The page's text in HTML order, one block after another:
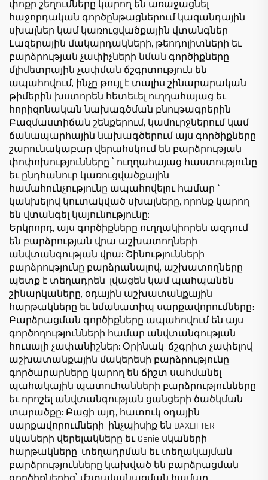
փոքր շեղումները կարող են առաջացնել
հաջորդական գործընթացներում կազանդային
սխալներ կամ կառուցվածքային վտանգներ:
Լազերային մակարդակների, թեոդոլիտների եւ
բարձրության չափիչների նման գործիքները
մլիմետրային չափման ճշգրտություն են
ապահովում, ինչը թույլ է տալիս շինարարական
թիմերին խստորեն հետեւել ուղղահայաց եւ
հորիզոնական նախագծման բնութագրերին:
Բազմաստիճան շենքերում, կամուրջներում կամ
ճանապարհային նախագծերում այս գործիքները
շարունակաբար վերահսկում են բարձրության
փոփոխությունները ՝ ուղղահայաց հաստությունը
եւ ընդհանուր կառուցվածքային
համահունչությունը ապահովելու համար ՝
կանխելով կուտակված սխալները, որոնք կարող
են վտանգել կայունությունը:
Երկրորդ, այս գործիքները ուղղակիորեն ազդում
են բարձրության վրա աշխատողների
անվտանգության վրա: Շինությունների
բարձրությունը բարձրանալով, աշխատողները
պետք է տեղադրեն, լվացեն կամ պահպանեն
շինարկաները, օդային աշխատանքային
հարթակները եւ նմանատիպ սարքավորումները։
Բարձրացման գործիքները ապահովում են այս
գործողությունների համար անվտանգության
հուսալի չափանիշներ: Օրինակ, ճշգրիտ չափելով
աշխատանքային մակերեսի բարձրությունը,
գործարարները կարող են ճիշտ սահմանել
պահակային պատուհանների բարձրությունները
եւ որոշել անվտանգության ցանցերի ծածկման
տարածքը: Բացի այդ, հատուկ օդային
սարքավորումների, ինչպիսիք են DAXLIFTER
սկաների վերելակները եւ Genie սկաների
հարթակները, տեղադրման եւ տեղակայման
բարձրությունները կախված են բարձրացման